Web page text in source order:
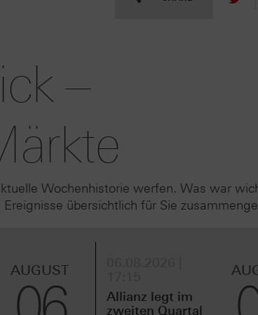
–
Wochenhistorie werfen. Was war
übersichtlich für Sie
AUGUST
Allianz legt im
zweiten Quartal